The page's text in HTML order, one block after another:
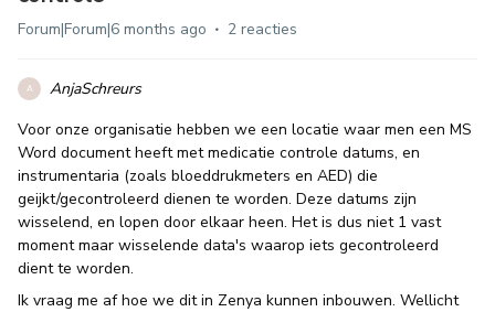
Forum|Forum|6 months ago 2 reacties
A
AnjaSchreurs
Voor onze organisatie hebben we een locatie waar men een MS
Word document heeft met medicatie controle datums, en
instrumentaria (zoals bloeddrukmeters en AED) die
geijkt/gecontroleerd dienen te worden. Deze datums zijn
wisselend, en lopen door elkaar heen. Het is dus niet 1 vast
moment maar wisselende data's waarop iets gecontroleerd
dient te worden.
Ik vraag me af hoe we dit in Zenya kunnen inbouwen. Wellicht